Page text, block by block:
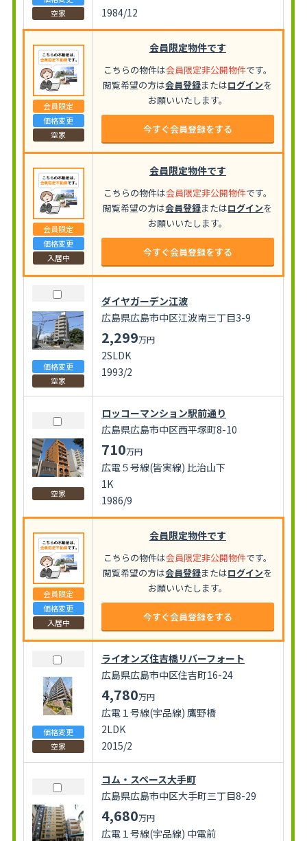
空家
1984/12
会員限定
価格変更
空家
会員限定物件です
こちらの物件は会員限定非公開物件です。
閲覧希望の方は会員登録またはログインを
お願いいたします。
今すぐ会員登録をする
会員限定
価格変更
入居中
会員限定物件です
こちらの物件は会員限定非公開物件です。
閲覧希望の方は会員登録またはログインを
お願いいたします。
今すぐ会員登録をする
価格変更
空家
ダイヤガーデン江波
広島県広島市中区江波南三丁目3-9
2,299万円
2SLDK
1993/2
空家
ロッコーマンション駅前通り
広島県広島市中区西平塚町8-10
710万円
広電５号線(皆実線) 比治山下
1K
1986/9
会員限定
価格変更
入居中
会員限定物件です
こちらの物件は会員限定非公開物件です。
閲覧希望の方は会員登録またはログインを
お願いいたします。
今すぐ会員登録をする
価格変更
空家
ライオンズ住吉橋リバーフォート
広島県広島市中区住吉町16-24
4,780万円
広電１号線(宇品線) 鷹野橋
2LDK
2015/2
コム・スペース大手町
広島県広島市中区大手町三丁目8-29
4,680万円
広電１号線(宇品線) 中電前